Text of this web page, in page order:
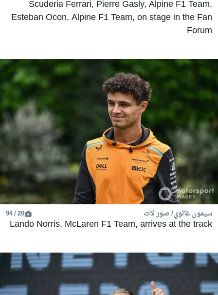
Scuderia Ferrari, Pierre Gasly, Alpine F1 Team,
Esteban Ocon, Alpine F1 Team, on stage in the Fan
Forum
سيمون غالوي/ صور لات 20 / 94
Lando Norris, McLaren F1 Team, arrives at the track